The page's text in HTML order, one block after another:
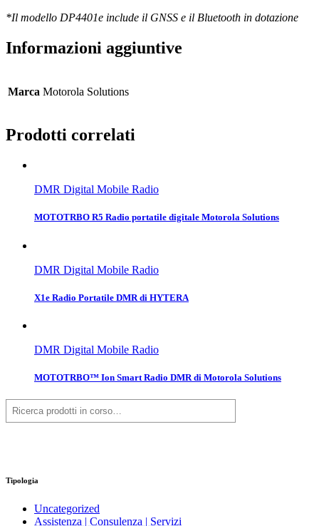
*Il modello DP4401e include il GNSS e il Bluetooth in dotazione
Informazioni aggiuntive
Marca Motorola Solutions
Prodotti correlati
DMR Digital Mobile Radio
MOTOTRBO R5 Radio portatile digitale Motorola Solutions
DMR Digital Mobile Radio
X1e Radio Portatile DMR di HYTERA
DMR Digital Mobile Radio
MOTOTRBO™ Ion Smart Radio DMR di Motorola Solutions
Cerca
Tipologia
Uncategorized
Assistenza | Consulenza | Servizi